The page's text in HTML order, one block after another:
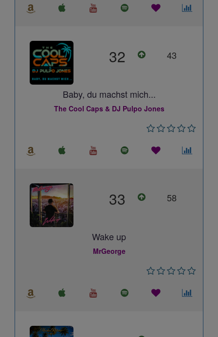
32 43
Baby, du machst mich...
The Cool Caps & DJ Pulpo Jones
33 58
Wake up
MrGeorge